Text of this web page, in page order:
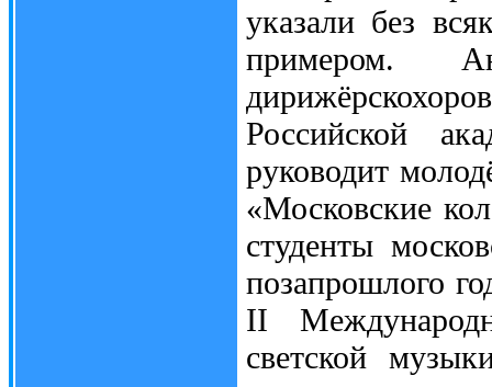
указали без
примером.
Российской
руководит
«Московские
студенты
позапрошлого
II
светской